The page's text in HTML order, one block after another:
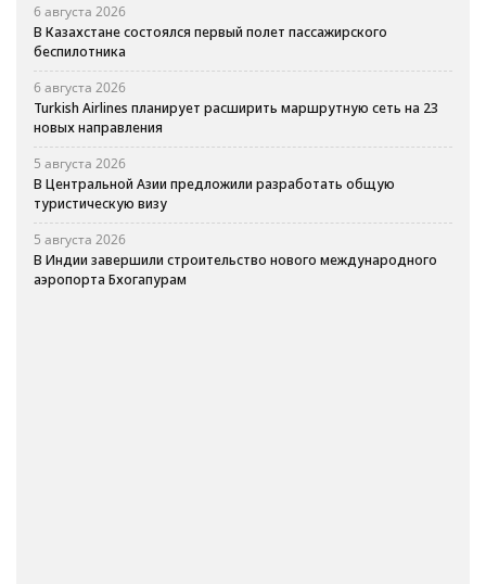
6 августа 2026
В Казахстане состоялся первый полет пассажирского
беспилотника
6 августа 2026
Turkish Airlines планирует расширить маршрутную сеть на 23
новых направления
5 августа 2026
В Центральной Азии предложили разработать общую
туристическую визу
5 августа 2026
В Индии завершили строительство нового международного
аэропорта Бхогапурам